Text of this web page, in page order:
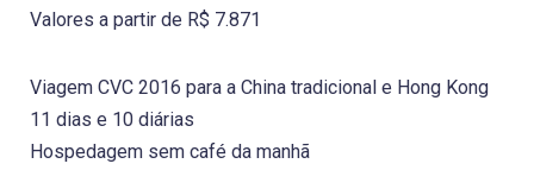
Valores a partir de R$ 7.871
Viagem CVC 2016 para a China tradicional e Hong Kong
11 dias e 10 diárias
Hospedagem sem café da manhã